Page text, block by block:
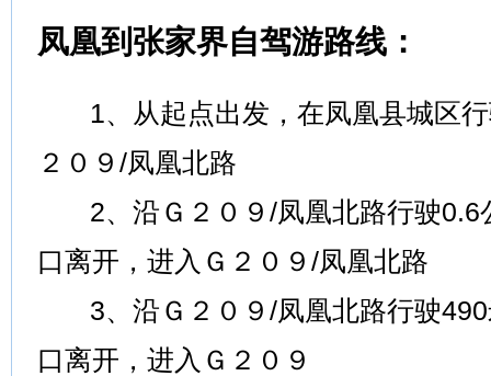
凤凰到张家界自驾游路线：
1、从起点出发，在凤凰县城区
２０９/凤凰北路
2、沿Ｇ２０９/凤凰北路行驶0.6
口离开，进入Ｇ２０９/凤凰北路
3、沿Ｇ２０９/凤凰北路行驶
口离开，进入Ｇ２０９